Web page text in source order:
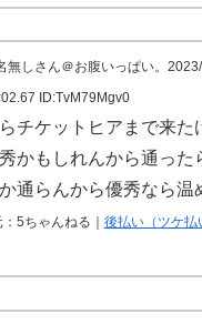
無しさん＠お腹いっぱい。
ID:TvM79Mgv0
チケットヒアまで来た
かもしれんから通った
通らんから優秀なら温
5ちゃんねる｜ 後払い（ツケ払